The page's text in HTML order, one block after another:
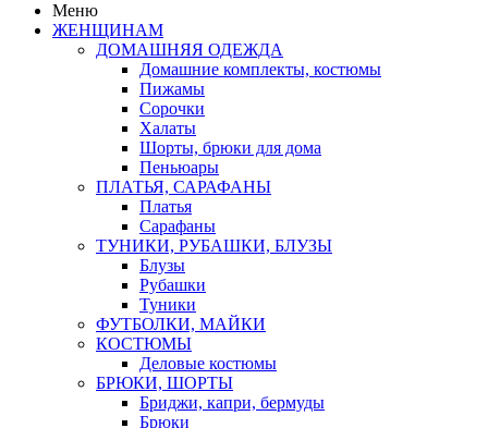
Меню
ЖЕНЩИНАМ
ДОМАШНЯЯ ОДЕЖДА
Домашние комплекты, костюмы
Пижамы
Сорочки
Халаты
Шорты, брюки для дома
Пеньюары
ПЛАТЬЯ, САРАФАНЫ
Платья
Сарафаны
ТУНИКИ, РУБАШКИ, БЛУЗЫ
Блузы
Рубашки
Туники
ФУТБОЛКИ, МАЙКИ
КОСТЮМЫ
Деловые костюмы
БРЮКИ, ШОРТЫ
Бриджи, капри, бермуды
Брюки